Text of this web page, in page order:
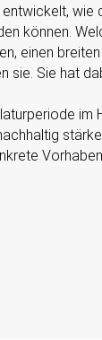
können.
einen
sie. Sie hat